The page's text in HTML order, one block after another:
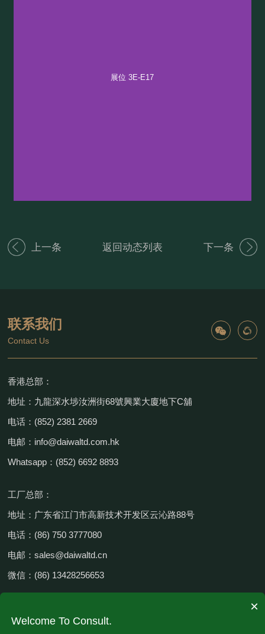
展位 3E-E17
上一条 返回动态列表 下一条
联系我们
Contact Us
香港总部：
地址：九龍深水埗汝洲街68號興業大廈地下C舖
电话：(852) 2381 2669
电邮：info@daiwaltd.com.hk
Whatsapp：(852) 6692 8893
工厂总部：
地址：广东省江门市高新技术开发区云沁路88号
电话：(86) 750 3777080
电邮：sales@daiwaltd.cn
微信：(86) 13428256653
×
Welcome To Consult.